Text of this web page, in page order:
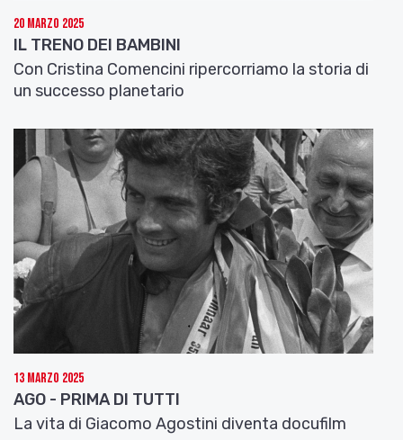
20 Marzo 2025
IL TRENO DEI BAMBINI
Con Cristina Comencini ripercorriamo la storia di
un successo planetario
13 Marzo 2025
AGO - PRIMA DI TUTTI
La vita di Giacomo Agostini diventa docufilm